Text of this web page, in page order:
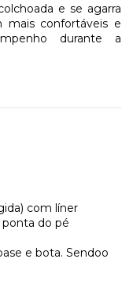
e se agarra
confortáveis e
durante a
com líner
do pé
e bota. Sendoo